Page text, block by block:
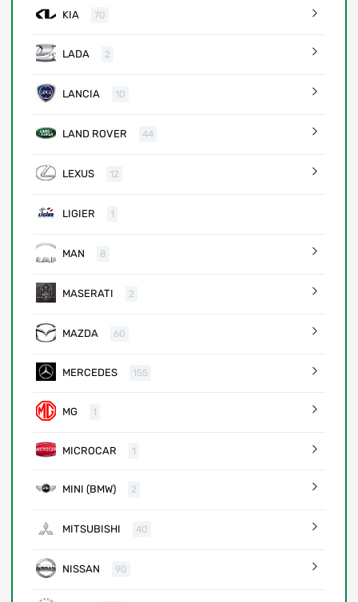
KIA 70
LADA 2
LANCIA 10
LAND ROVER 44
LEXUS 12
LIGIER 1
MAN 8
MASERATI 2
MAZDA 60
MERCEDES 155
MG 1
MICROCAR 1
MINI (BMW) 2
MITSUBISHI 40
NISSAN 90